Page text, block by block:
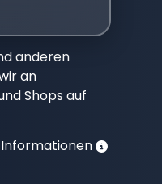
anderen
an
Shops auf